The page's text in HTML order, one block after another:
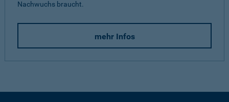
Nachwuchs braucht.
mehr Infos